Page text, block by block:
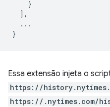
    }
  ],
  ...
Essa extensão injeta o
https://
https://.nytimes.com/